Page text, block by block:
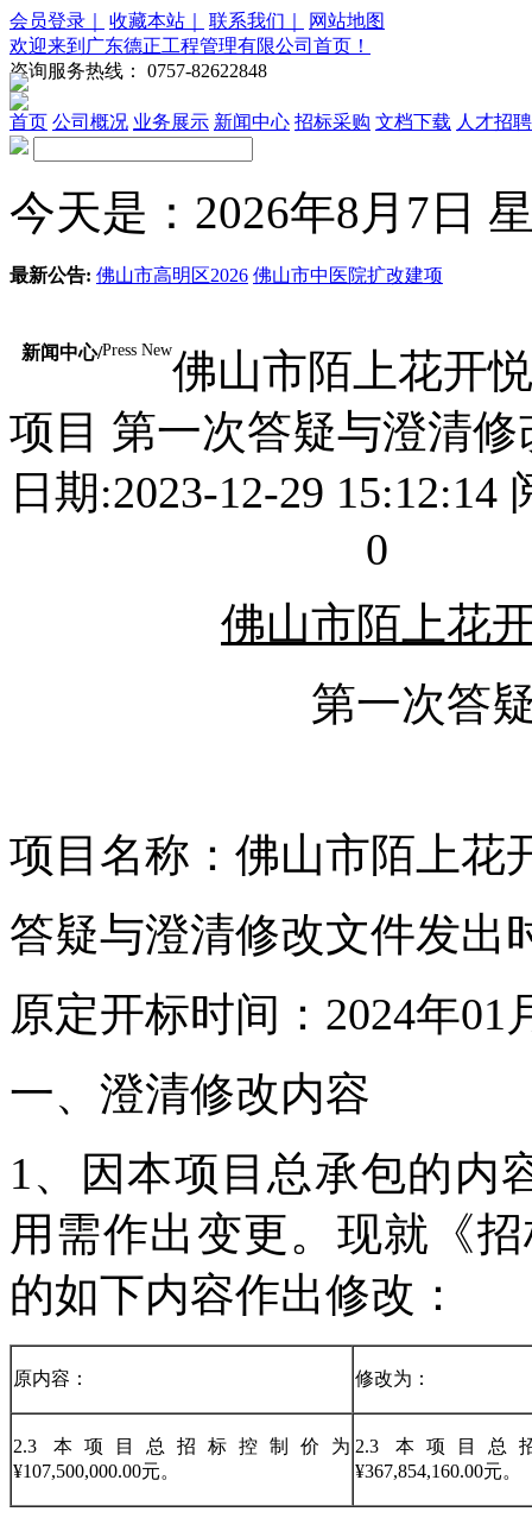
会员登录｜ 收藏本站｜ 联系我们｜
网站地图
欢迎来到广东德正工程管理有限公司首页！
咨询服务热线： 0757-82622848
首页 公司概况 业务展示 新闻中心 招标采购 文档下载 人才招聘
今天是：2026年8月7日
最新公告: 佛山市高明区2026 佛山市中医院扩改建项
新闻中心/Press New佛山市陌上花开
项目 第一次答疑与澄清修
日期:2023-12-29 15:12:14
0
佛山市陌上花
第一次答
项目名称：佛山市陌上花
答疑与澄清修改文件发出
原定开标时间：2024年01
一、澄清修改内容
1、因本项目总承包的内
用需作出变更。现就《
的如下内容作出修改：
原内容： 修改为：
2.3 本项目总招标控制价为
¥107,500,000.00元。
2.3 本项目总
¥367,854,160.00元。